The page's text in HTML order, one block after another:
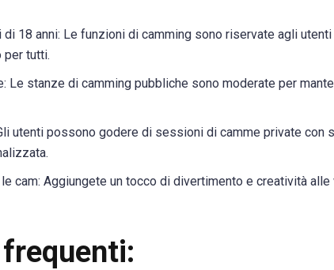
18 anni: Le funzioni di camming sono riservate agli
per tutti.
Le stanze di camming pubbliche sono moderate per
utenti possono godere di sessioni di camme private con
cam: Aggiungete un tocco di divertimento e creatività